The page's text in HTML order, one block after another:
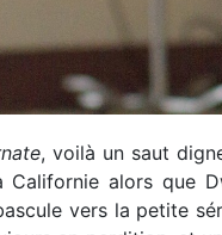
, voilà un saut
alors que
vers la petite